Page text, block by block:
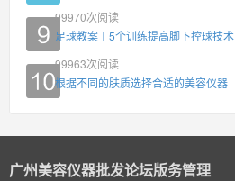
99970次阅读
足球教案丨5个训练提高脚下控球技术
99963次阅读
根据不同的肤质选择合适的美容仪器
广州美容仪器批发论坛版务管理